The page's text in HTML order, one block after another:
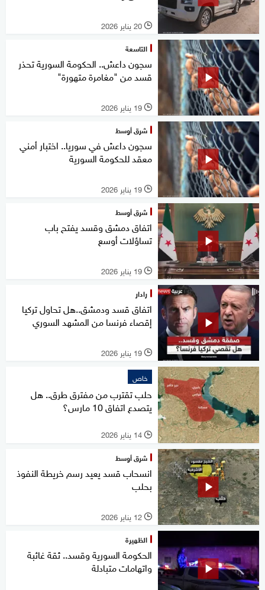
l 20 يناير 2026
التاسعة
سجون داعش.. الحكومة السورية تحذر
قسد من "مغامرة متهورة"
l 19 يناير 2026
شرق أوسط
سجون داعش في سوريا.. اختبار أمني
معقد للحكومة السورية
l 19 يناير 2026
شرق أوسط
اتفاق دمشق وقسد يفتح باب
تساؤلات أوسع
l 19 يناير 2026
رادار
اتفاق قسد ودمشق..هل تحاول تركيا
إقصاء فرنسا من المشهد السوري
l 19 يناير 2026
خاص
حلب تقترب من مفترق طرق.. هل
يتصدع اتفاق 10 مارس؟
l 14 يناير 2026
شرق أوسط
انسحاب قسد يعيد رسم خريطة النفوذ
بحلب
l 12 يناير 2026
الظهيرة
الحكومة السورية وقسد.. ثقة غائبة
واتهامات متبادلة